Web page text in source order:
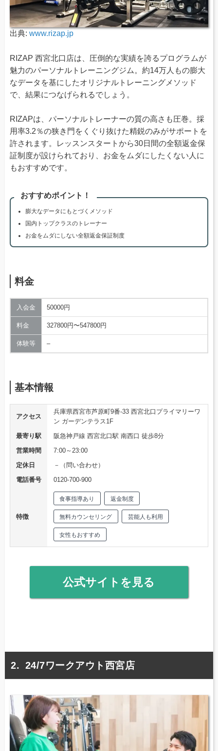
出典: www.rizap.jp
RIZAP 西宮北口店は、圧倒的な実績を誇るプログラムが
魅力のパーソナルトレーニングジム。約14万人もの膨大
なデータを基にしたオリジナルトレーニングメソッド
で、結果につなげられるでしょう。
RIZAPは、パーソナルトレーナーの質の高さも圧巻。採
用率3.2％の狭き門をくぐり抜けた精鋭のみがサポートを
許されます。レッスンスタートから30日間の全額返金保
証制度が設けられており、お金をムダにしたくない人に
もおすすめです。
おすすめポイント！
膨大なデータにもとづくメソッド
国内トップクラスのトレーナー
お金をムダにしない全額返金保証制度
料金
入会金 50000円
料金 327800円〜547800円
体験等 –
基本情報
アクセス
兵庫県西宮市芦原町9番-33 西宮北口プライマリーワ
ン ガーデンテラス1F
最寄り駅
阪急神戸線 西宮北口駅 南西口 徒歩8分
営業時間
7:00～23:00
定休日
－（問い合わせ）
電話番号
0120-700-900
特徴
食事指導あり 返金制度
無料カウンセリング 芸能人も利用
女性もおすすめ
公式サイトを見る
24/7ワークアウト西宮店